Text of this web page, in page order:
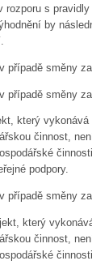
rozporu s
by
případě směny
směny
který
činnost,
podpory.
případě směny
který
činnost,